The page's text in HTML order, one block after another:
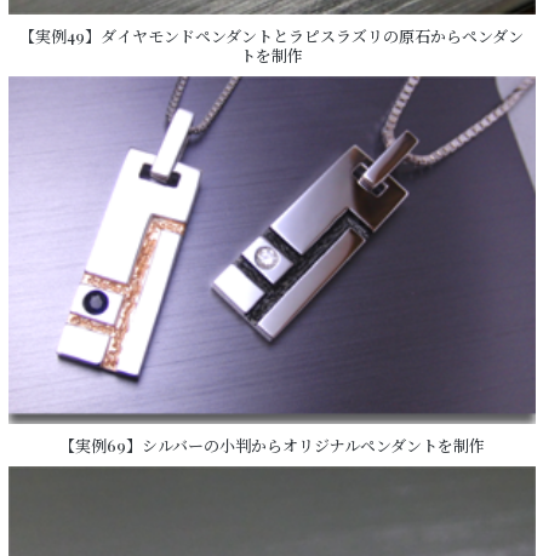
【実例49】ダイヤモンドペンダントとラピスラズリの原石からペンダン
トを制作
【実例69】シルバーの小判からオリジナルペンダントを制作